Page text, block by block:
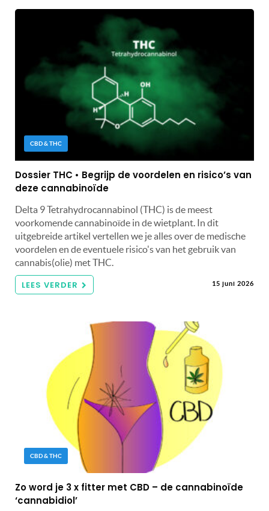
CBD & THC
Dossier THC • Begrijp de voordelen en risico’s van
deze cannabinoïde
Delta 9 Tetrahydrocannabinol (THC) is de meest
voorkomende cannabinoïde in de wietplant. In dit
uitgebreide artikel vertellen we je alles over de medische
voordelen en de eventuele risico's van het gebruik van
cannabis(olie) met THC.
LEES VERDER 15 juni 2026
CBD & THC
Zo word je 3 x fitter met CBD – de cannabinoïde
‘cannabidiol’